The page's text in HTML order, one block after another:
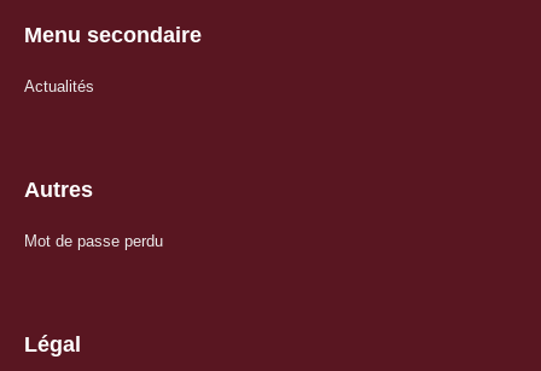
Menu secondaire
Actualités
Autres
Mot de passe perdu
Légal